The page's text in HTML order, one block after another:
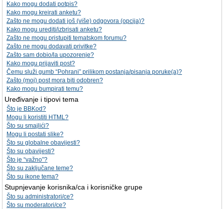
Kako mogu dodati potpis?
Kako mogu kreirati anketu?
Zašto ne mogu dodati još (više) odgovora (opcija)?
Kako mogu urediti/izbrisati anketu?
Zašto ne mogu pristupiti tematskom forumu?
Zašto ne mogu dodavati privitke?
Zašto sam dobio/la upozorenje?
Kako mogu prijaviti post?
Čemu služi gumb “Pohrani” prilikom postanja/pisanja poruke(a)?
Zašto (moj) post mora biti odobren?
Kako mogu bumpirati temu?
Uređivanje i tipovi tema
Što je BBKod?
Mogu li koristiti HTML?
Što su smajlići?
Mogu li postati slike?
Što su globalne obavijesti?
Što su obavijesti?
Što je “važno”?
Što su zaključane teme?
Što su ikone tema?
Stupnjevanje korisnika/ca i korisničke grupe
Što su administratori/ce?
Što su moderatori/ce?